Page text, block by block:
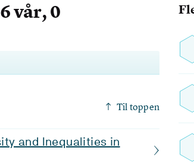
vår, 0
Til toppen
and Inequalities in